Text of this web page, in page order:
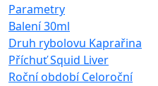
Parametry
Balení30ml
Druh rybolovu Kaprařina
PříchuťSquid Liver
Roční období Celoroční